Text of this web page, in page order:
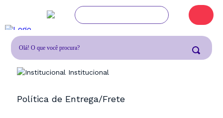
Institucional
Política de Entrega/Frete